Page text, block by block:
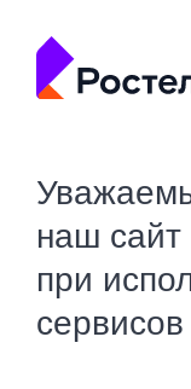
наш сайт
при
сервисов